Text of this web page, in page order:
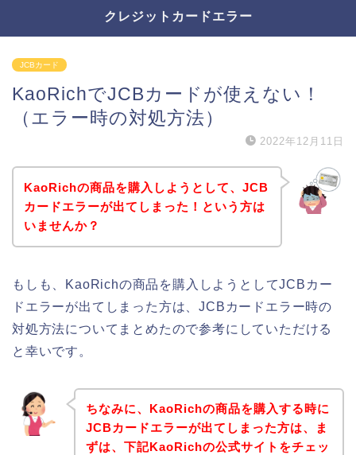
クレジットカードエラー
JCBカード
KaoRichでJCBカードが使えない！
（エラー時の対処方法）
2022年12月11日
KaoRichの商品を購入しようとして、JCB
カードエラーが出てしまった！という方は
いませんか？
もしも、KaoRichの商品を購入しようとしてJCBカー
ドエラーが出てしまった方は、JCBカードエラー時の
対処方法についてまとめたので参考にしていただける
と幸いです。
ちなみに、KaoRichの商品を購入する時に
JCBカードエラーが出てしまった方は、ま
ずは、下記KaoRichの公式サイトをチェッ